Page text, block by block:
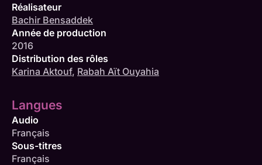
Réalisateur
Bachir Bensaddek
Année de production
2016
Distribution des rôles
Karina Aktouf, Rabah Aït Ouyahia
Langues
Audio
Français
Sous-titres
Français